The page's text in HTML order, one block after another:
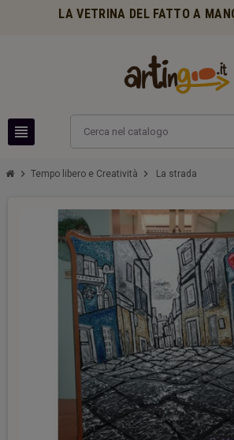
LA VETRINA DEL FATTO A
view_headline
chevron_right Tempo libero e Creatività chevron_right La strada